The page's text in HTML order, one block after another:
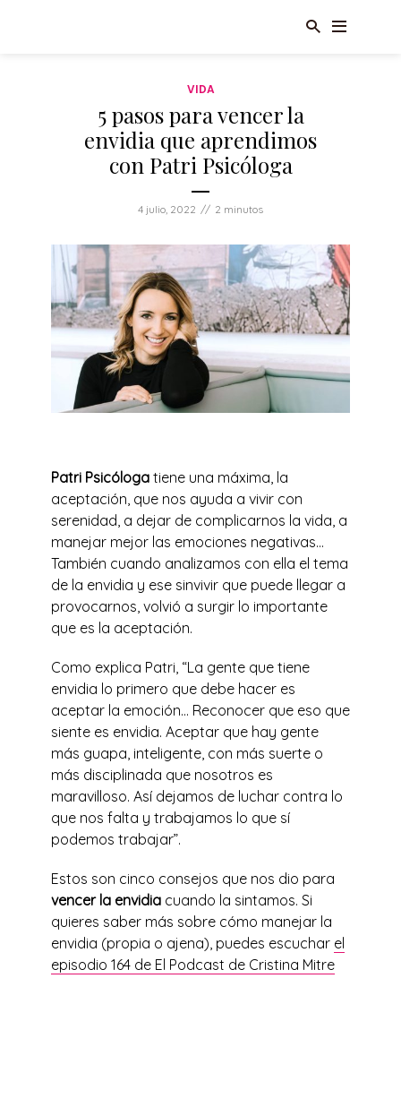
VIDA
5 pasos para vencer la
envidia que aprendimos
con Patri Psicóloga
4 julio, 2022 2 minutos
Patri Psicóloga tiene una máxima, la
aceptación, que nos ayuda a vivir con
serenidad, a dejar de complicarnos la vida, a
manejar mejor las emociones negativas…
También cuando analizamos con ella el tema
de la envidia y ese sinvivir que puede llegar a
provocarnos, volvió a surgir lo importante
que es la aceptación.
Como explica Patri, “La gente que tiene
envidia lo primero que debe hacer es
aceptar la emoción… Reconocer que eso que
siente es envidia. Aceptar que hay gente
más guapa, inteligente, con más suerte o
más disciplinada que nosotros es
maravilloso. Así dejamos de luchar contra lo
que nos falta y trabajamos lo que sí
podemos trabajar”.
Estos son cinco consejos que nos dio para
vencer la envidia cuando la sintamos. Si
quieres saber más sobre cómo manejar la
envidia (propia o ajena), puedes escuchar el
episodio 164 de El Podcast de Cristina Mitre